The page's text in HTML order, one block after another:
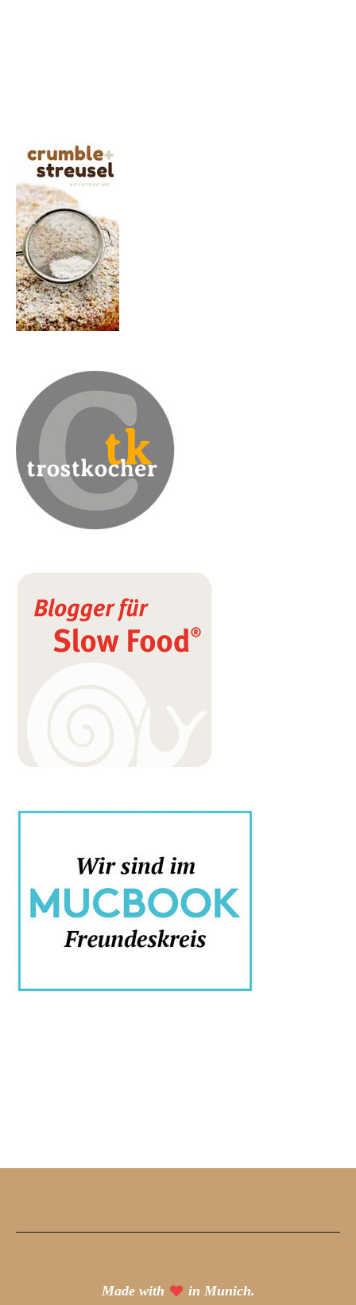
Made with in Munich.